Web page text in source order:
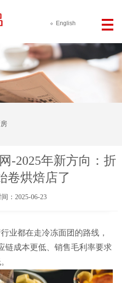
English
-2025年新方向：折
卷烘焙店了
：2025-06-23
业都在走冷冻面团的路线，
链成本更低、销售毛利率要求